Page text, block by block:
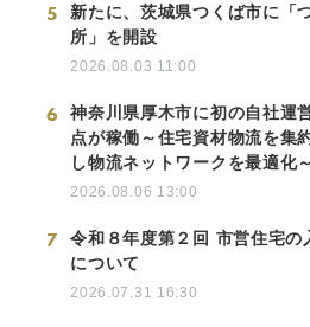
5
新たに、茨城県つくば市に「
所」を開設
2026.08.03 11:00
6
神奈川県厚木市に初の自社運
点が稼働～住宅資材物流を集
し物流ネットワークを最適化～
2026.08.06 13:00
7
令和８年度第２回 市営住宅の
について
2026.07.31 16:30